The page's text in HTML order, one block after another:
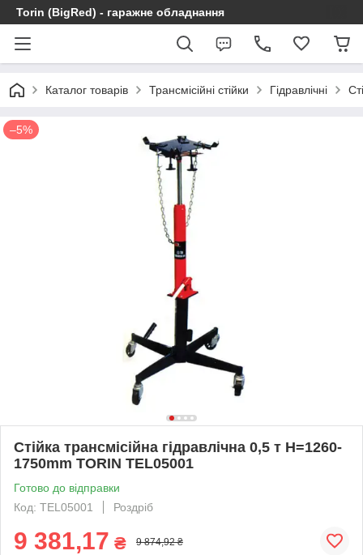
Torin (BigRed) - гаражне обладнання
Каталог товарів Трансмісійні стійки Гідравлічні
–5%
Стійка трансмісійна гідравлічна 0,5 т Н=1260-
1750mm TORIN TEL05001
Готово до відправки
Код: TEL05001
Роздріб
9 381,17 ₴ 9 874,92 ₴